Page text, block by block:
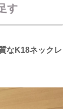
す
なK18ネックレ